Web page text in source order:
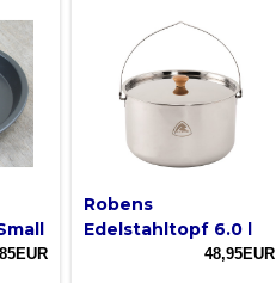
Robens
Edelstahltopf 6.0 l
48,95EUR